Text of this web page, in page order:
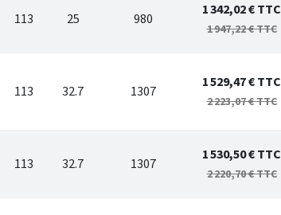
113 25 980
1 342,02 €TTC
1 947,22 €TTC
113 32.7 1307
1 529,47 €TTC
2 223,07 €TTC
113 32.7 1307
1 530,50 €TTC
2 220,70 €TTC